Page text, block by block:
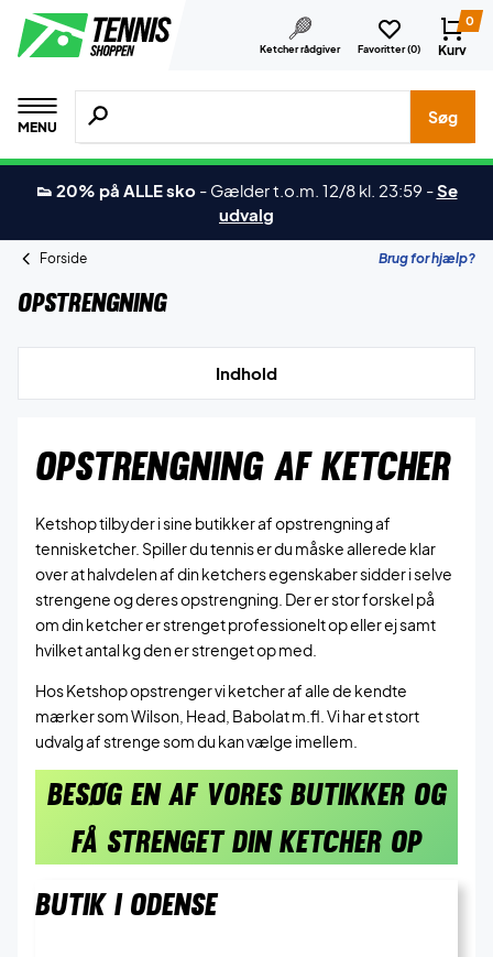
Ketcher rådgiver Favoritter (0)
0
Kurv
MENU
Søg efter produkter, mærker etc.
Søg
👟 20% på ALLE sko - Gælder t.o.m. 12/8 kl. 23:59 -Se
udvalg
Forside Brug for hjælp?
Opstrengning
Indhold
OPSTRENGNING AF KETCHER
Ketshop tilbyder i sine butikker af opstrengning af
tennisketcher. Spiller du tennis er du måske allerede klar
over at halvdelen af din ketchers egenskaber sidder i selve
strengene og deres opstrengning. Der er stor forskel på
om din ketcher er strenget professionelt op eller ej samt
hvilket antal kg den er strenget op med.
Hos Ketshop opstrenger vi ketcher af alle de kendte
mærker som Wilson, Head, Babolat m.fl. Vi har et stort
udvalg af strenge som du kan vælge imellem.
BESØG EN AF VORES BUTIKKER OG
FÅ STRENGET DIN KETCHER OP
BUTIK I ODENSE